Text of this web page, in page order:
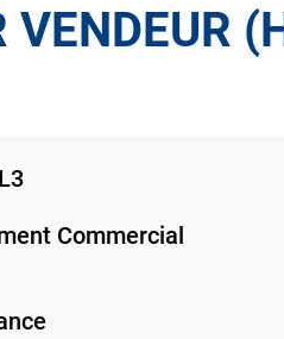
VENDEUR
Commercial